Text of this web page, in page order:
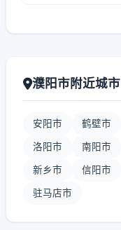
濮阳市附近城市
安阳市 鹤壁市
洛阳市 南阳市
新乡市 信阳市
驻马店市